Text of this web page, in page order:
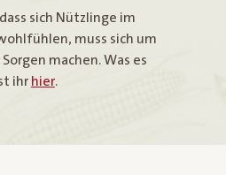
sich Nützlinge im
muss sich um
machen. Was es
ihr hier.